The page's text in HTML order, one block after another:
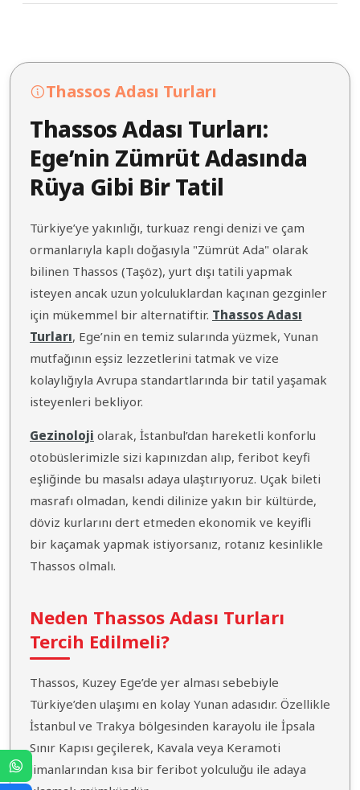
Thassos Adası Turları
Thassos Adası Turları:
Ege’nin Zümrüt Adasında
Rüya Gibi Bir Tatil
Türkiye’ye yakınlığı, turkuaz rengi denizi ve çam
ormanlarıyla kaplı doğasıyla "Zümrüt Ada" olarak
bilinen Thassos (Taşöz), yurt dışı tatili yapmak
isteyen ancak uzun yolculuklardan kaçınan gezginler
için mükemmel bir alternatiftir. Thassos Adası
Turları, Ege’nin en temiz sularında yüzmek, Yunan
mutfağının eşsiz lezzetlerini tatmak ve vize
kolaylığıyla Avrupa standartlarında bir tatil yaşamak
isteyenleri bekliyor.
Gezinoloji olarak, İstanbul’dan hareketli konforlu
otobüslerimizle sizi kapınızdan alıp, feribot keyfi
eşliğinde bu masalsı adaya ulaştırıyoruz. Uçak bileti
masrafı olmadan, kendi dilinize yakın bir kültürde,
döviz kurlarını dert etmeden ekonomik ve keyifli
bir kaçamak yapmak istiyorsanız, rotanız kesinlikle
Thassos olmalı.
Neden Thassos Adası Turları
Tercih Edilmeli?
Thassos, Kuzey Ege’de yer alması sebebiyle
Türkiye’den ulaşımı en kolay Yunan adasıdır. Özellikle
İstanbul ve Trakya bölgesinden karayolu ile İpsala
Sınır Kapısı geçilerek, Kavala veya Keramoti
limanlarından kısa bir feribot yolculuğu ile adaya